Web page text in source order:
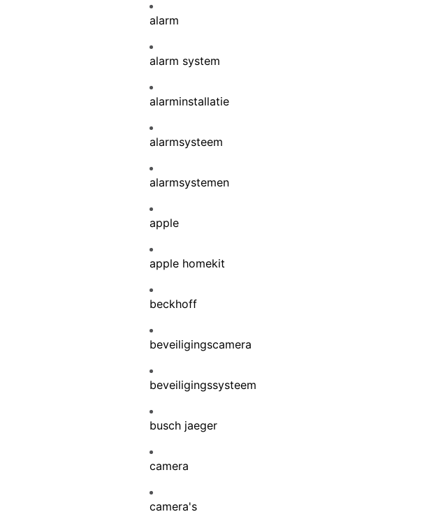
alarm
alarm system
alarminstallatie
alarmsysteem
alarmsystemen
apple
apple homekit
beckhoff
beveiligingscamera
beveiligingssysteem
busch jaeger
camera
camera's